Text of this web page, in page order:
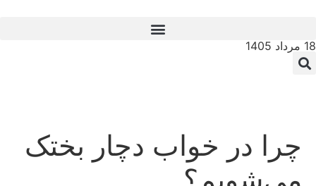
18 مرداد 1405
چرا در خواب دچار بختک